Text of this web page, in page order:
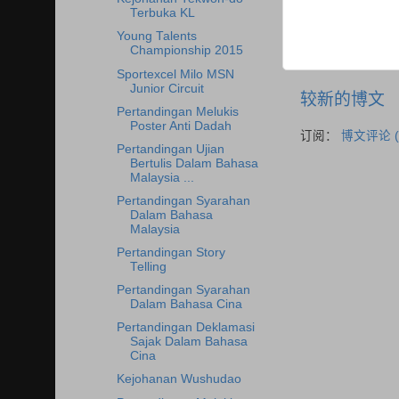
较新的博文
订阅： 博文评论
Terbuka KL
Young Talents
Championship 2015
Sportexcel Milo MSN
Junior Circuit
Pertandingan Melukis
Poster Anti Dadah
Pertandingan Ujian
Bertulis Dalam Bahasa
Malaysia ...
Pertandingan Syarahan
Dalam Bahasa
Malaysia
Pertandingan Story
Telling
Pertandingan Syarahan
Dalam Bahasa Cina
Pertandingan Deklamasi
Sajak Dalam Bahasa
Cina
Kejohanan Wushudao